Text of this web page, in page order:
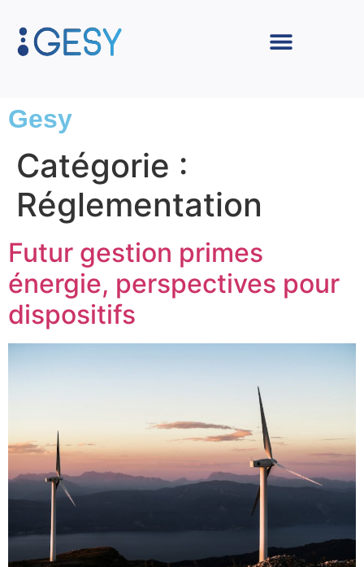
Gesy
Catégorie :
Réglementation
Futur gestion primes
énergie, perspectives pour
dispositifs